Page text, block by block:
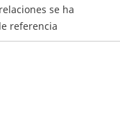
se ha
referencia